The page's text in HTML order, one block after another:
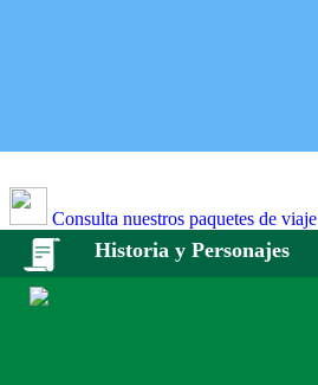
Consulta nuestros paquetes de viaje
Historia y Personajes